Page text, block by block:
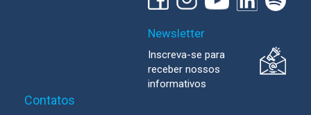
Newsletter
Inscreva-se para
receber nossos
informativos
Contatos